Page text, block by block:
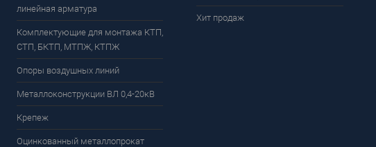
линейная арматура
Комплектующие для монтажа КТП,
СТП, БКТП, МТПЖ, КТПЖ
Опоры воздушных линий
Металлоконструкции ВЛ 0,4-20кВ
Крепеж
Оцинкованный металлопрокат
Хит продаж